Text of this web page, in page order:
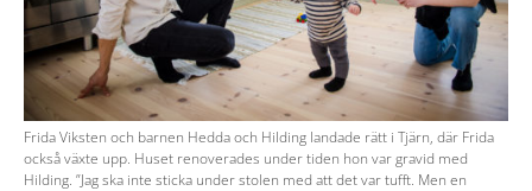
Frida Viksten och barnen Hedda och Hilding landade rätt i Tjärn, där Frida
också växte upp. Huset renoverades under tiden hon var gravid med
Hilding. ”Jag ska inte sticka under stolen med att det var tufft. Men en